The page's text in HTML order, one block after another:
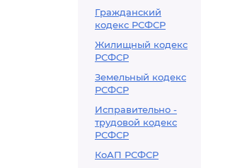
Гражданский
кодекс РСФСР
Жилищный кодекс
РСФСР
Земельный кодекс
РСФСР
Исправительно -
трудовой кодекс
РСФСР
КоАП РСФСР